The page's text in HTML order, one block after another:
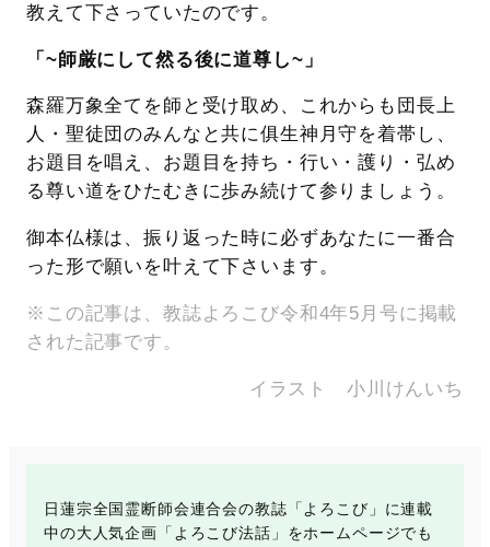
教えて下さっていたのです。
「~師厳にして然る後に道尊し~」
森羅万象全てを師と受け取め、これからも団長上
人・聖徒団のみんなと共に俱生神月守を着帯し、
お題目を唱え、お題目を持ち・行い・護り・弘め
る尊い道をひたむきに歩み続けて参りましょう。
御本仏様は、振り返った時に必ずあなたに一番合
った形で願いを叶えて下さいます。
※この記事は、教誌よろこび令和4年5月号に掲載
された記事です。
イラスト 小川けんいち
日蓮宗全国霊断師会連合会の教誌「よろこび」に連載
中の大人気企画「よろこび法話」をホームページでも